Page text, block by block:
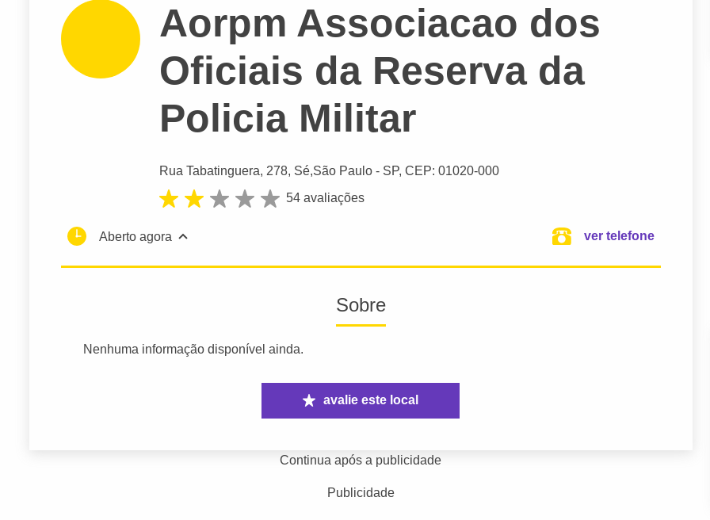
Aorpm Associacao dos
Oficiais da Reserva da
Policia Militar
Rua Tabatinguera, 278, Sé,São Paulo - SP, CEP: 01020-000
54 avaliações
Aberto agora ver telefone
Sobre
Nenhuma informação disponível ainda.
avalie este local
Continua após a publicidade
Publicidade